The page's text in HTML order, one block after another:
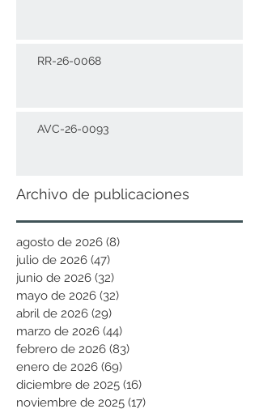
RR-26-0068
AVC-26-0093
Archivo de publicaciones
agosto de 2026 (8)
julio de 2026 (47)
junio de 2026 (32)
mayo de 2026 (32)
abril de 2026 (29)
marzo de 2026 (44)
febrero de 2026 (83)
enero de 2026 (69)
diciembre de 2025 (16)
noviembre de 2025 (17)